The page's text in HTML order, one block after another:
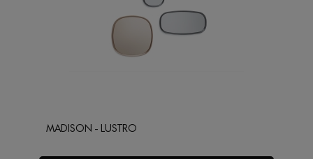
MADISON - LUSTRO